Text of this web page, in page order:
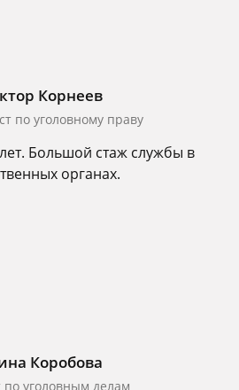
Корнеев
по уголовному праву
Большой стаж службы в
органах.
Коробова
по уголовным делам